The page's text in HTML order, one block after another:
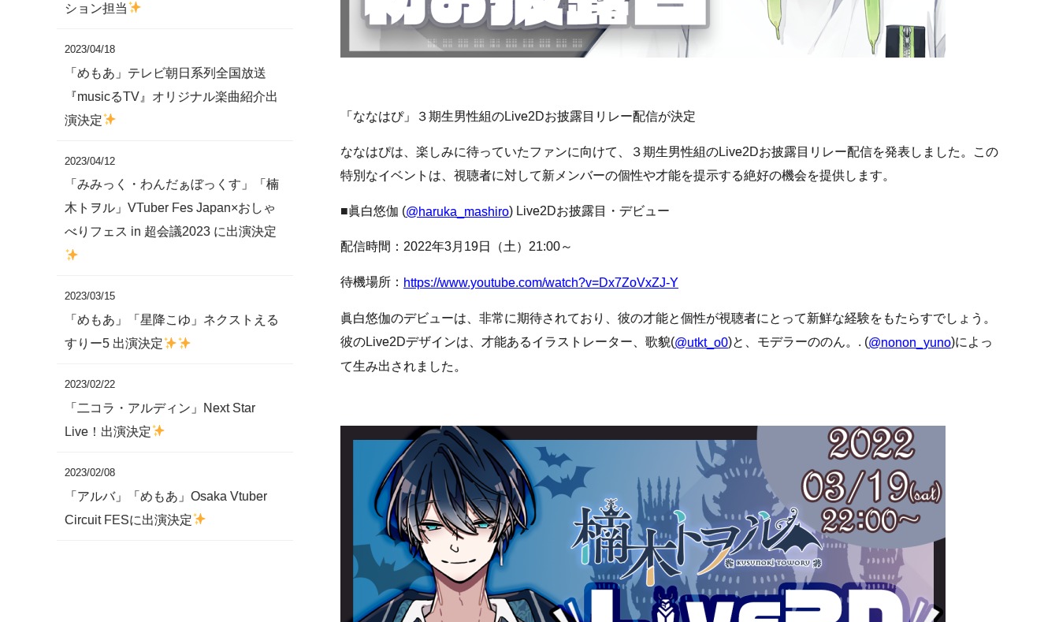
「ななはぴ」３期生男性組のLive2Dお披露目リレー配信が決定
ななはぴは、楽しみに待っていたファンに向けて、３期生男性組のLive2Dお披露目リレー配信を発表しました。この
特別なイベントは、視聴者に対して新メンバーの個性や才能を提示する絶好の機会を提供します。
■眞白悠伽 (@haruka_mashiro) Live2Dお披露目・デビュー
配信時間：2022年3月19日（土）21:00～
待機場所： https://www.youtube.com/watch?v=Dx7ZoVxZJ-Y
眞白悠伽のデビューは、非常に期待されており、彼の才能と個性が視聴者にとって新鮮な経験をもたらすでしょう。
彼のLive2Dデザインは、才能あるイラストレーター、歌貌(@utkt_o0)と、モデラーののん。. (@nonon_yuno)によっ
て生み出されました。
ション担当
2023/04/18
「めもあ」テレビ朝日系列全国放送
『musicるTV』オリジナル楽曲紹介出
演決定
2023/04/12
「みみっく・わんだぁぼっくす」「楠
木トヲル」VTuber Fes Japan×おしゃ
べりフェス in 超会議2023 に出演決定
2023/03/15
「めもあ」「星降こゆ」ネクストえる
すりー5 出演決定
2023/02/22
「二コラ・アルディン」Next Star
Live！出演決定
2023/02/08
「アルバ」「めもあ」Osaka Vtuber
Circuit FESに出演決定